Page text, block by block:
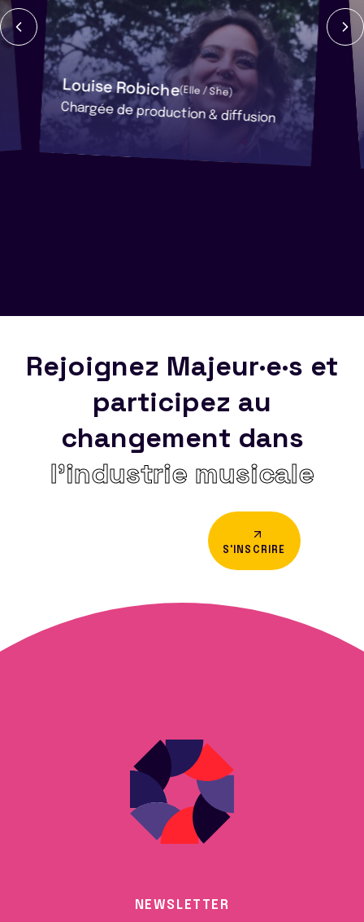
Louise Robiche(Elle / She)
Chargée de production & diffusion
Rejoignez Majeur·e·s et
participez au
changement dans
l’industrie musicale
S'INSCRIRE
NEWSLETTER